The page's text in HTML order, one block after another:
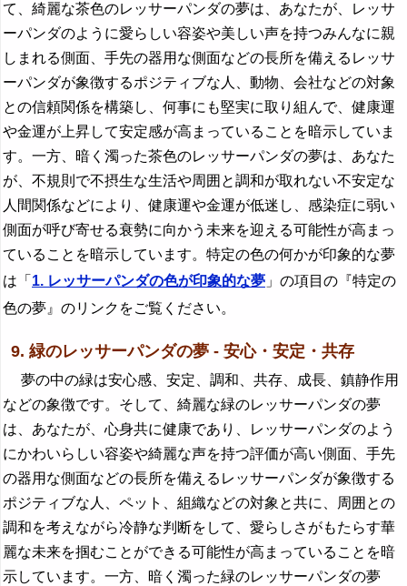
て、綺麗な茶色のレッサーパンダの夢は、あなたが、レッサ
ーパンダのように愛らしい容姿や美しい声を持つみんなに親
しまれる側面、手先の器用な側面などの長所を備えるレッサ
ーパンダが象徴するポジティブな人、動物、会社などの対象
との信頼関係を構築し、何事にも堅実に取り組んで、健康運
や金運が上昇して安定感が高まっていることを暗示していま
す。一方、暗く濁った茶色のレッサーパンダの夢は、あなた
が、不規則で不摂生な生活や周囲と調和が取れない不安定な
人間関係などにより、健康運や金運が低迷し、感染症に弱い
側面が呼び寄せる衰勢に向かう未来を迎える可能性が高まっ
ていることを暗示しています。特定の色の何かが印象的な夢
は「 1. レッサーパンダの色が印象的な夢 」の項目の『特定の
色の夢』のリンクをご覧ください。
9. 緑のレッサーパンダの夢 - 安心・安定・共存
夢の中の緑は安心感、安定、調和、共存、成長、鎮静作用
などの象徴です。そして、綺麗な緑のレッサーパンダの夢
は、あなたが、心身共に健康であり、レッサーパンダのよう
にかわいらしい容姿や綺麗な声を持つ評価が高い側面、手先
の器用な側面などの長所を備えるレッサーパンダが象徴する
ポジティブな人、ペット、組織などの対象と共に、周囲との
調和を考えながら冷静な判断をして、愛らしさがもたらす華
麗な未来を掴むことができる可能性が高まっていることを暗
示しています。一方、暗く濁った緑のレッサーパンダの夢